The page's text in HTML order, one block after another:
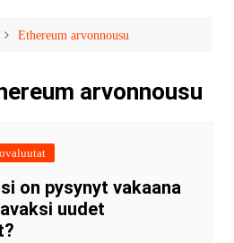
Ethereum arvonnousu
arvonnousu
on pysynyt vakaana
uudet